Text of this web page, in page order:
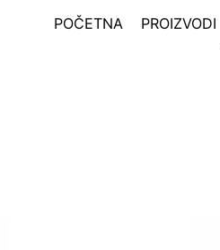
POČETNA PROIZVODI